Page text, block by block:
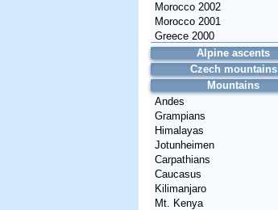
Morocco 2002
Morocco 2001
Greece 2000
Alpine ascents
Czech mountains
Mountains
Andes
Grampians
Himalayas
Jotunheimen
Carpathians
Caucasus
Kilimanjaro
Mt. Kenya